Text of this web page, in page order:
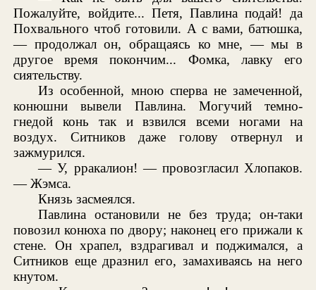
Пожалуйте, войдите... Петя, Павлина подай! да
Похвального чтоб готовили. А с вами, батюшка,
— продолжал он, обращаясь ко мне, — мы в
другое время покончим... Фомка, лавку его
сиятельству.
Из особенной, мною сперва не замеченной,
конюшни вывели Павлина. Могучий темно-
гнедой конь так и взвился всеми ногами на
воздух. Ситников даже голову отвернул и
зажмурился.
— У, рракалион! — провозгласил Хлопаков.
— Жэмса.
Князь засмеялся.
Павлина остановили не без труда; он-таки
повозил конюха по двору; наконец его прижали к
стене. Он храпел, вздрагивал и поджимался, а
Ситников еще дразнил его, замахиваясь на него
кнутом.